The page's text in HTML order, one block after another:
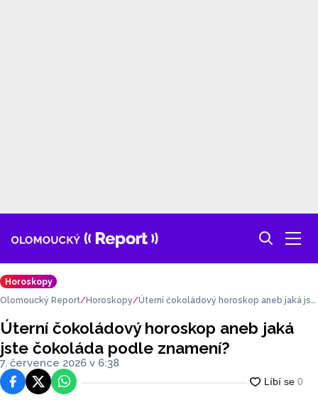
Horoskopy
Olomoucký Report
Horoskopy Úterní čokoládový horoskop aneb jaká jst
Úterní čokoládový horoskop aneb jaká
jste čokoláda podle znamení?
7. července 2026 v 6:38
FacebookPlatforma X
WhatsApp